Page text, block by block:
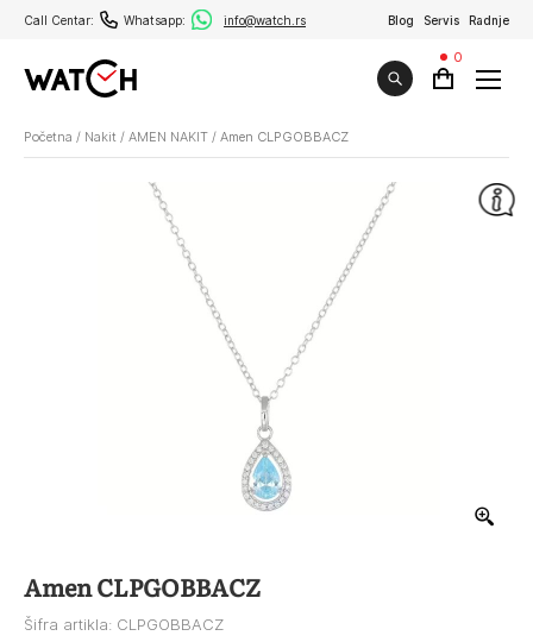
Call Centar: Whatsapp: info@watch.rs Blog Servis Radnje
0
Početna / Nakit / AMEN NAKIT / Amen CLPGOBBACZ
Amen CLPGOBBACZ
Šifra artikla: CLPGOBBACZ